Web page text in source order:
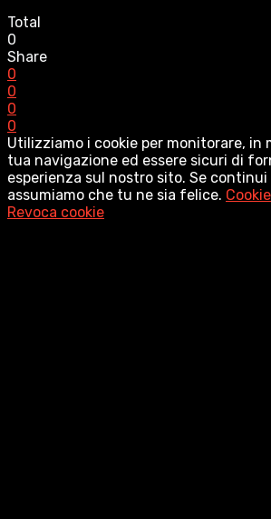
Total
0
Share
0
0
0
0
Utilizziamo i cookie per monitorare, in
tua navigazione ed essere sicuri di
esperienza sul nostro sito. Se
assumiamo che tu ne sia felice.
Revoca cookie